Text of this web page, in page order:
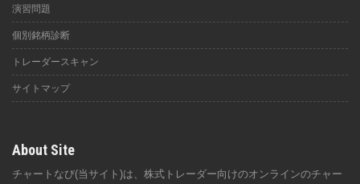
演習問題
個別銘柄診断
トレーダースキャン
サイトマップ
About Site
チャートなび(当サイト)は、株式トレーダー向けのオンラインのチャー